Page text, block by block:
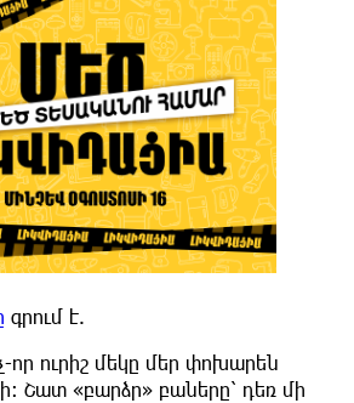
գրում է.
որ ուրիշ մեկը մեր փոխարեն
Շատ «բարձր» բաները՝ դեռ մի